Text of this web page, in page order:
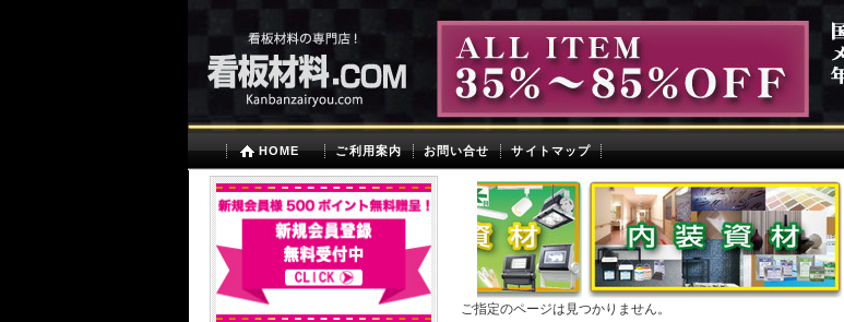
HOME ご利用案内 お問い合せ サイトマップ
ご指定のページは見つかりません。